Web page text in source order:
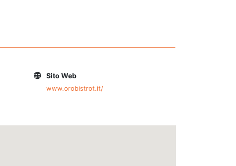
Sito Web
www.orobistrot.it/